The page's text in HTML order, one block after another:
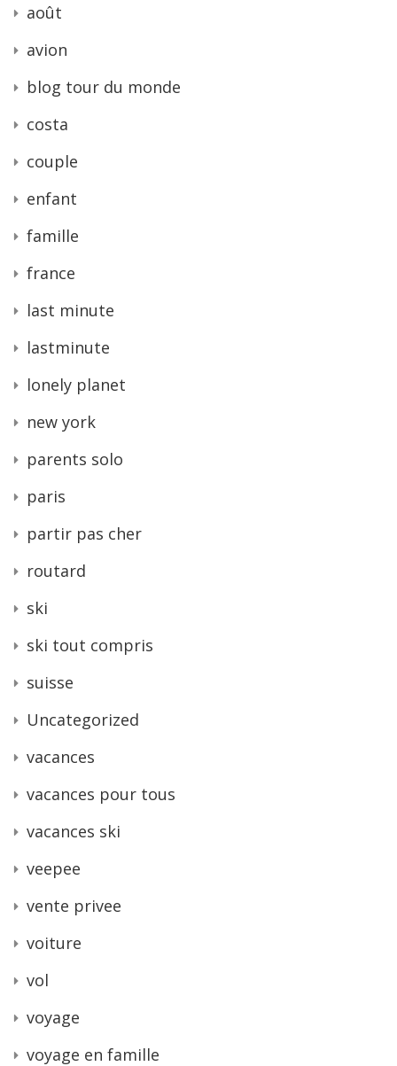
août
avion
blog tour du monde
costa
couple
enfant
famille
france
last minute
lastminute
lonely planet
new york
parents solo
paris
partir pas cher
routard
ski
ski tout compris
suisse
Uncategorized
vacances
vacances pour tous
vacances ski
veepee
vente privee
voiture
vol
voyage
voyage en famille